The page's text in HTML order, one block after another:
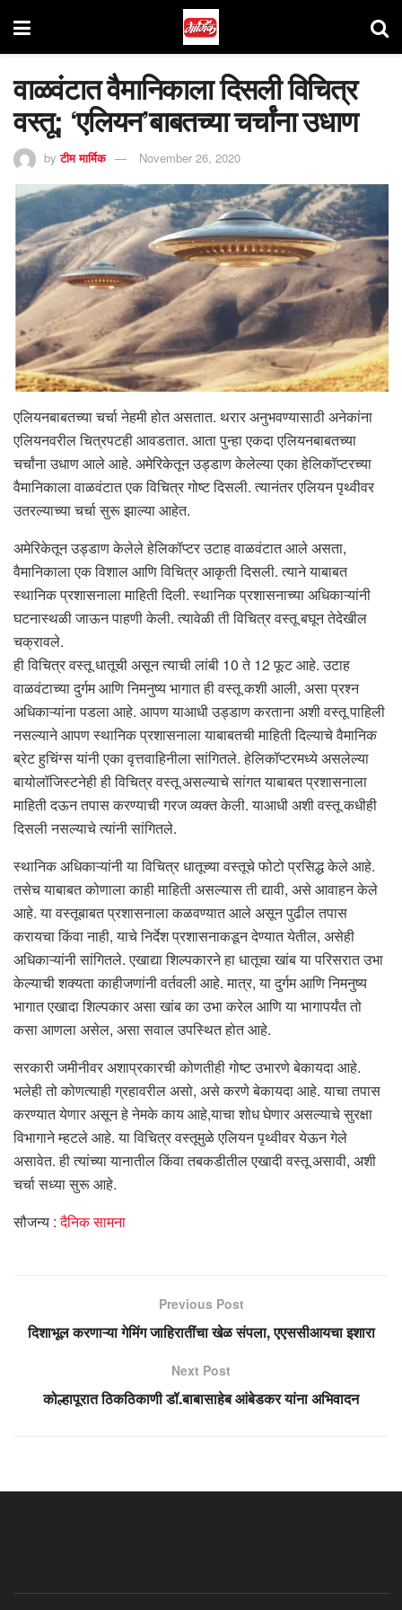
वाळवंटात वैमानिकाला दिसली विचित्र
वस्तू; ‘एलियन’बाबतच्या चर्चांना उधाण
by टीम मार्मिक November 26, 2020
एलियनबाबतच्या चर्चा नेहमी होत असतात. थरार अनुभवण्यासाठी अनेकांना
एलियनवरील चित्रपटही आवडतात. आता पुन्हा एकदा एलियनबाबतच्या
चर्चांना उधाण आले आहे. अमेरिकेतून उड्डाण केलेल्या एका हेलिकॉप्टरच्या
वैमानिकाला वाळवंटात एक विचित्र गोष्ट दिसली. त्यानंतर एलियन पृथ्वीवर
उतरल्याच्या चर्चा सुरू झाल्या आहेत.
अमेरिकेतून उड्डाण केलेले हेलिकॉप्टर उटाह वाळवंटात आले असता,
वैमानिकाला एक विशाल आणि विचित्र आकृती दिसली. त्याने याबाबत
स्थानिक प्रशासनाला माहिती दिली. स्थानिक प्रशासनाच्या अधिकाऱ्यांनी
घटनास्थळी जाऊन पाहणी केली. त्यावेळी ती विचित्र वस्तू बघून तेदेखील
चक्रावले.
ही विचित्र वस्तू धातूची असून त्याची लांबी 10 ते 12 फूट आहे. उटाह
वाळवंटाच्या दुर्गम आणि निमनुष्य भागात ही वस्तू कशी आली, असा प्रश्न
अधिकाऱ्यांना पडला आहे. आपण याआधी उड्डाण करताना अशी वस्तू पाहिली
नसल्याने आपण स्थानिक प्रशासनाला याबाबतची माहिती दिल्याचे वैमानिक
ब्रेट हुचिंग्स यांनी एका वृत्तवाहिनीला सांगितले. हेलिकॉप्टरमध्ये असलेल्या
बायोलॉजिस्टनेही ही विचित्र वस्तू असल्याचे सांगत याबाबत प्रशासनाला
माहिती दऊन तपास करण्याची गरज व्यक्त केली. याआधी अशी वस्तू कधीही
दिसली नसल्याचे त्यांनी सांगितले.
स्थानिक अधिकाऱ्यांनी या विचित्र धातूच्या वस्तूचे फोटो प्रसिद्ध केले आहे.
तसेच याबाबत कोणाला काही माहिती असल्यास ती द्यावी, असे आवाहन केले
आहे. या वस्तूबाबत प्रशासनाला कळवण्यात आले असून पुढील तपास
करायचा किंवा नाही, याचे निर्देश प्रशासनाकडून देण्यात येतील, असेही
अधिकाऱ्यांनी सांगितले. एखाद्या शिल्पकारने हा धातूचा खांब या परिसरात उभा
केल्याची शक्यता काहीजणांनी वर्तवली आहे. मात्र, या दुर्गम आणि निमनुष्य
भागात एखादा शिल्पकार असा खांब का उभा करेल आणि या भागापर्यंत तो
कसा आणला असेल, असा सवाल उपस्थित होत आहे.
सरकारी जमीनीवर अशाप्रकारची कोणतीही गोष्ट उभारणे बेकायदा आहे.
भलेही तो कोणत्याही ग्रहावरील असो, असे करणे बेकायदा आहे. याचा तपास
करण्यात येणार असून हे नेमके काय आहे,याचा शोध घेणार असल्याचे सुरक्षा
विभागाने म्हटले आहे. या विचित्र वस्तूमुळे एलियन पृथ्वीवर येऊन गेले
असावेत. ही त्यांच्या यानातील किंवा तबकडीतील एखादी वस्तू असावी, अशी
चर्चा सध्या सुरू आहे.
सौजन्य :दैनिक सामना
Previous Post
दिशाभूल करणाऱ्या गेमिंग जाहिरातींचा खेळ संपला, एएससीआयचा इशारा
Next Post
कोल्हापूरात ठिकठिकाणी डॉ.बाबासाहेब आंबेडकर यांना अभिवादन